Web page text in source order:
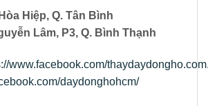
Hiệp, Q. Tân Bình
Lâm, P3, Q. Bình Thạnh
www.facebook.com/
daydonghohcm/